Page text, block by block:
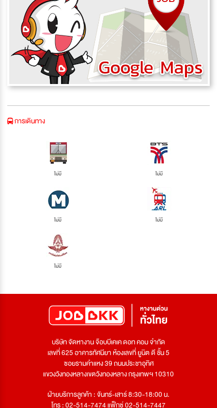
การเดินทาง
ไม่มี ไม่มี
ไม่มี ไม่มี
ไม่มี
บริษัท จัดหางาน จ๊อบบีเคเค ดอท คอม จำกัด
เลขที่ 625 อาคารทัศนียา ห้องเลขที่ ยูนิต ดี ชั้น 5
ซอยรามคำแหง 39 ถนนประชาอุทิศ
แขวงวังทองหลางเขตวังทองหลาง กรุงเทพฯ 10310
ฝ่ายบริการลูกค้า : จันทร์-เสาร์ 8:30-18:00 น.
โทร : 02-514-7474 แฟ็กซ์ 02-514-7447